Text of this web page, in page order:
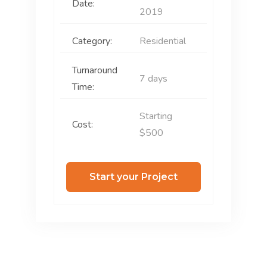
Date:
2019
Category: Residential
Turnaround
Time:
7 days
Cost:
Starting
$500
Start your Project